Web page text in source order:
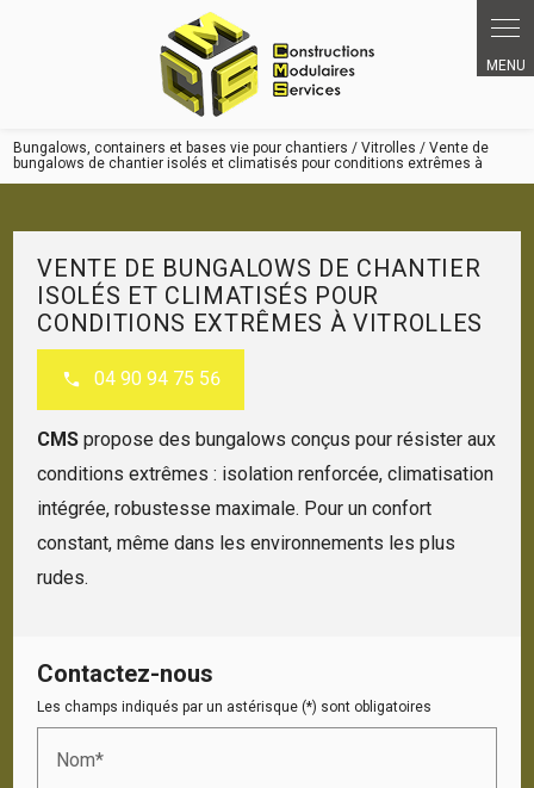
Bungalows, containers et bases vie pour chantiers / Vitrolles / Vente de
bungalows de chantier isolés et climatisés pour conditions extrêmes à
VENTE DE BUNGALOWS DE CHANTIER
ISOLÉS ET CLIMATISÉS POUR
CONDITIONS EXTRÊMES À VITROLLES
04 90 94 75 56
CMS propose des bungalows conçus pour résister aux
conditions extrêmes : isolation renforcée, climatisation
intégrée, robustesse maximale. Pour un confort
constant, même dans les environnements les plus
rudes.
Contactez-nous
Les champs indiqués par un astérisque (*) sont obligatoires
Nom*